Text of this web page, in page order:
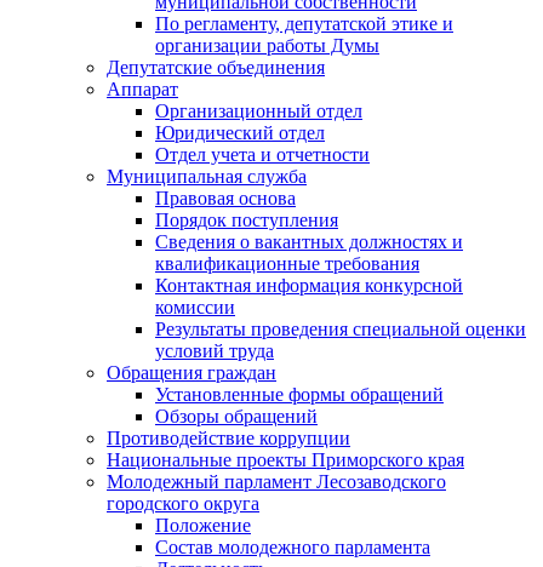
По регламенту, депутатской этике и
организации работы Думы
Депутатские объединения
Аппарат
Организационный отдел
Юридический отдел
Отдел учета и отчетности
Муниципальная служба
Правовая основа
Порядок поступления
Сведения о вакантных должностях и
квалификационные требования
Контактная информация конкурсной
комиссии
Результаты проведения специальной оценки
условий труда
Обращения граждан
Установленные формы обращений
Обзоры обращений
Противодействие коррупции
Национальные проекты Приморского края
Молодежный парламент Лесозаводского
городского округа
Положение
Состав молодежного парламента